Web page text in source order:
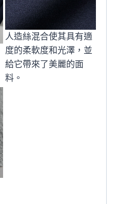
人造絲混合使其具有適
度的柔軟度和光澤，並
給它帶來了美麗的面
料。